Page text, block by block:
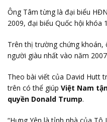
Ông Tâm từng là đại biểu
2009, đại biểu Quốc hội khóa
Trên thị trường chứng
người giàu nhất vào năm
Theo bài viết của David Hutt
trên có thể giúp Việt Nam
quyền Donald Trump.